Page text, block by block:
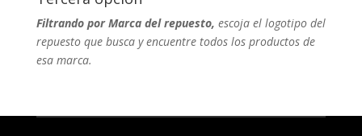
Filtrando por Marca del repuesto, escoja el logotipo del
repuesto que busca y encuentre todos los productos de
esa marca.